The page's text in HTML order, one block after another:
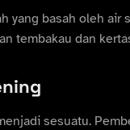
yang basah oleh
tembakau dan
sesuatu.